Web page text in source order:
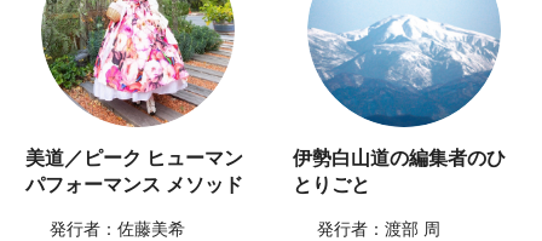
美道／ピーク ヒューマン
パフォーマンス メソッド
発行者：佐藤美希
伊勢白山道の編集者のひ
とりごと
発行者：渡部 周